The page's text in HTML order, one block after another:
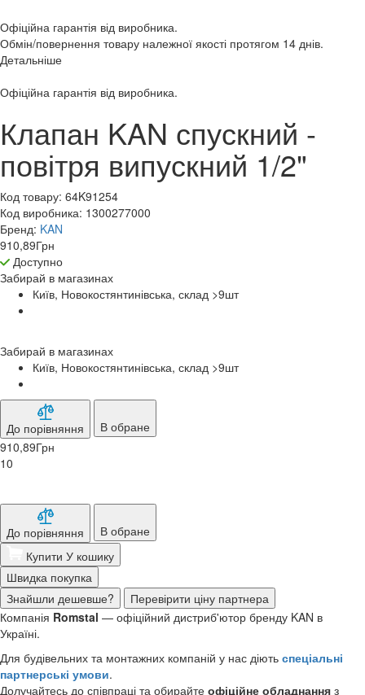
Офіційна гарантія від виробника.
Обмін/повернення товару належної якості протягом 14 днів.
Детальніше
Офіційна гарантія від виробника.
Клапан KAN спускний -
повітря випускний 1/2"
Код товару: 64K91254
Код виробника: 1300277000
Бренд: KAN
910,89Грн
Доступно
Забирай в магазинах
Київ, Новокостянтинівська, склад >9шт
Забирай в магазинах
Київ, Новокостянтинівська, склад >9шт
До порівняння
В обране
910,89Грн
10
До порівняння
В обране
Купити У кошику
Швидка покупка
Знайшли дешевше?
Перевірити ціну партнера
Компанія Romstal — офіційний дистриб'ютор бренду KAN в
Україні.
Для будівельних та монтажних компаній у нас діють спеціальні
партнерські умови.
Долучайтесь до співпраці та обирайте офіційне обладнання з